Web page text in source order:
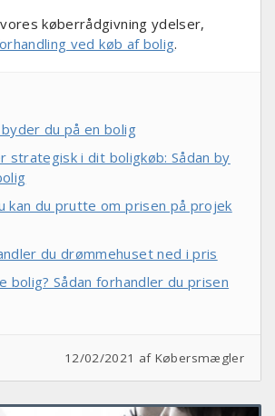
køberrådgivning ydelser,
ved køb af bolig.
byder du på en bolig
strategisk i dit boligkøb: Sådan by
kan du prutte om prisen på projek
du drømmehuset ned i pris
bolig? Sådan forhandler du prisen
12/02/2021 af Købersmægler